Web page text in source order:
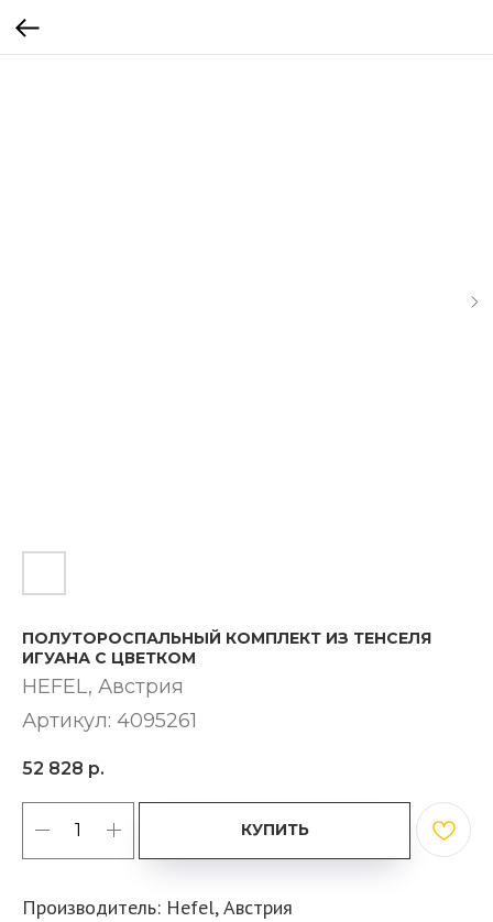
ПОЛУТОРОСПАЛЬНЫЙ КОМПЛЕКТ ИЗ ТЕНСЕЛЯ
ИГУАНА С ЦВЕТКОМ
HEFEL, Австрия
Артикул: 4095261
52 828 р.
КУПИТЬ
Производитель: Hefel, Австрия